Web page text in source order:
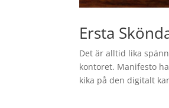
Ersta
Det är alltid lika
kontoret. Manifesto
kika på den digitalt